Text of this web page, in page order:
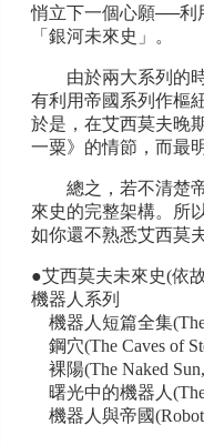
悄立下一個心願──利
「銀河未來史」。
由於兩大系列的時
有利用帝國系列作樞
於是，在艾西莫夫晚
一粟》的情節，而最
總之，若不清楚帝
來史的完整架構。所
如你還不熟悉艾西莫
●艾西莫夫未來史(依
機器人系列
機器人短篇全集(The
鋼穴(The Caves of
裸陽(The Naked
曙光中的機器人(The
機器人與帝國